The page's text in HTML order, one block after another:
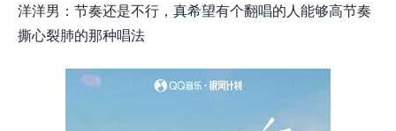
洋洋男：节奏还是不行，真希望有个翻唱的人能够高节奏
撕心裂肺的那种唱法